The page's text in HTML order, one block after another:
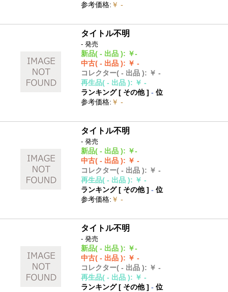
参考価格: ￥ -
タイトル不明
- 発売
新品( - 出品 ): ￥-
中古( - 出品 ): ￥ -
コレクター( - 出品 ): ￥ -
再生品( - 出品 ): ￥ -
ランキング [ その他]- 位
参考価格: ￥ -
タイトル不明
- 発売
新品( - 出品 ): ￥-
中古( - 出品 ): ￥ -
コレクター( - 出品 ): ￥ -
再生品( - 出品 ): ￥ -
ランキング [ その他]- 位
参考価格: ￥ -
タイトル不明
- 発売
新品( - 出品 ): ￥-
中古( - 出品 ): ￥ -
コレクター( - 出品 ): ￥ -
再生品( - 出品 ): ￥ -
ランキング [ その他]- 位